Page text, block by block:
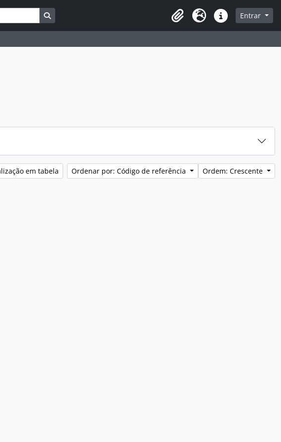
Busque na página de navegação
Idioma Atalhos Entrar
em tabela Ordenar por: Código de referência Ordem: Crescente